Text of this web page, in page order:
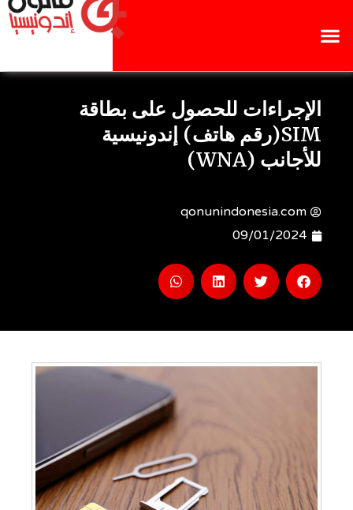
الإجراءات للحصول على بطاقة
SIM(رقم هاتف) إندونيسية
للأجانب (WNA)
qonunindonesia.com
09/01/2024